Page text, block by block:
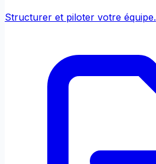
Structurer et piloter votre équipe.